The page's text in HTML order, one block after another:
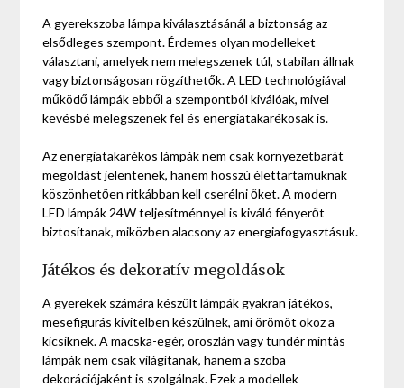
A gyerekszoba lámpa kiválasztásánál a biztonság az
elsődleges szempont. Érdemes olyan modelleket
választani, amelyek nem melegszenek túl, stabilan állnak
vagy biztonságosan rögzíthetők. A LED technológiával
működő lámpák ebből a szempontból kiválóak, mivel
kevésbé melegszenek fel és energiatakarékosak is.
Az energiatakarékos lámpák nem csak környezetbarát
megoldást jelentenek, hanem hosszú élettartamuknak
köszönhetően ritkábban kell cserélni őket. A modern
LED lámpák 24W teljesítménnyel is kiváló fényerőt
biztosítanak, miközben alacsony az energiafogyasztásuk.
Játékos és dekoratív megoldások
A gyerekek számára készült lámpák gyakran játékos,
mesefigurás kivitelben készülnek, ami örömöt okoz a
kicsiknek. A macska-egér, oroszlán vagy tündér mintás
lámpák nem csak világítanak, hanem a szoba
dekorációjaként is szolgálnak. Ezek a modellek